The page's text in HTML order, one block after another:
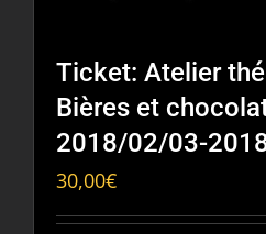
Ticket: Atelier
Bières et
2018/02/03-
30,00€